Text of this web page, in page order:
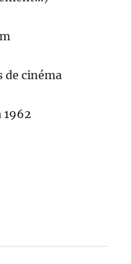
de cinéma
1962